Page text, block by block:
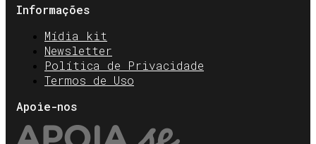
Informações
Mídia kit
Newsletter
Política de Privacidade
Termos de Uso
Apoie-nos